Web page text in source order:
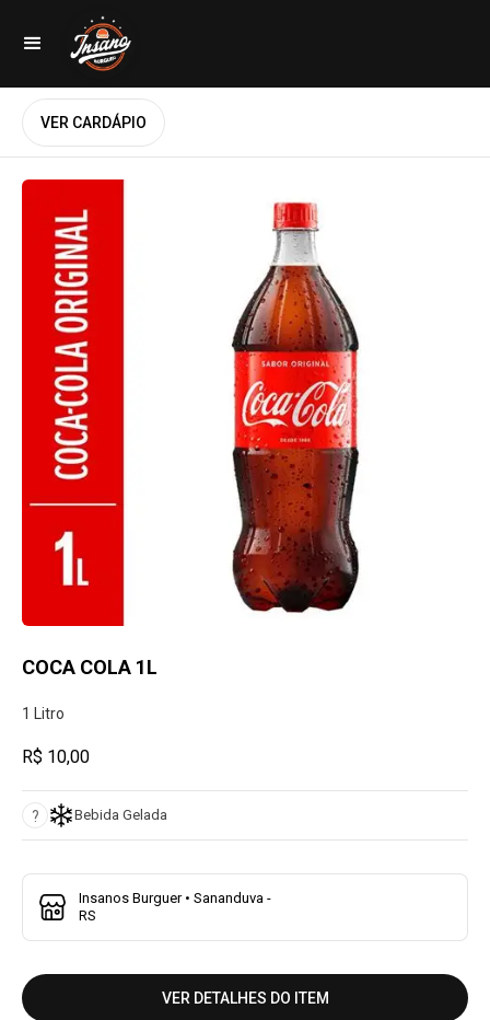
VER CARDÁPIO
COCA COLA 1L
1 Litro
R$ 10,00
? Bebida Gelada
Insanos Burguer • Sananduva -
RS
VER DETALHES DO ITEM